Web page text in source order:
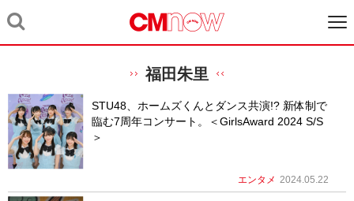
福田朱里
STU48、ホームズくんとダンス共演!? 新体制で
臨む7周年コンサート。＜GirlsAward 2024 S/S
＞
エンタメ 2024.05.22